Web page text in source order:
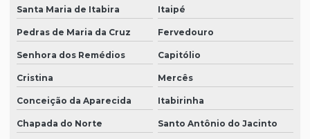
Santa Maria de Itabira Itaipé
Pedras de Maria da Cruz Fervedouro
Senhora dos Remédios Capitólio
Cristina Mercês
Conceição da Aparecida Itabirinha
Chapada do Norte Santo Antônio do Jacinto